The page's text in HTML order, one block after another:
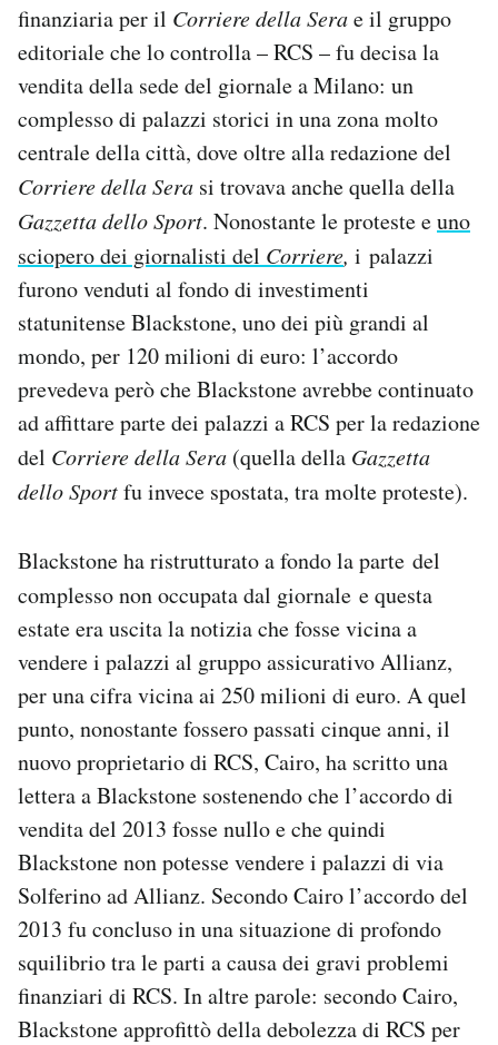
finanziaria per il Corriere della Serae il gruppo
editoriale che lo controlla – RCS – fu decisa la
vendita della sede del giornale a Milano: un
complesso di palazzi storici in una zona molto
centrale della città, dove oltre alla redazione del
Corriere della Sera si trovava anche quella della
Gazzetta dello Sport. Nonostante le proteste euno
sciopero dei giornalisti del Corriere, i palazzi
furono venduti al fondo di investimenti
statunitense Blackstone, uno dei più grandi al
mondo, per 120 milioni di euro: l’accordo
prevedeva però che Blackstone avrebbe continuato
ad affittare parte dei palazzi a RCS per la redazione
del Corriere della Sera (quella della Gazzetta
dello Sportfu invece spostata, tra molte proteste).
Blackstone ha ristrutturato a fondo la parte del
complesso non occupata dal giornale e questa
estate era uscita la notizia che fosse vicina a
vendere i palazzi al gruppo assicurativo Allianz,
per una cifra vicina ai 250 milioni di euro. A quel
punto, nonostante fossero passati cinque anni, il
nuovo proprietario di RCS, Cairo, ha scritto una
lettera a Blackstone sostenendo che l’accordo di
vendita del 2013 fosse nullo e che quindi
Blackstone non potesse vendere i palazzi di via
Solferino ad Allianz. Secondo Cairo l’accordo del
2013 fu concluso in una situazione di profondo
squilibrio tra le parti a causa dei gravi problemi
finanziari di RCS. In altre parole: secondo Cairo,
Blackstone approfittò della debolezza di RCS per